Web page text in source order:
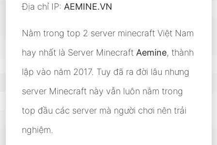
Địa chỉ IP: AEMINE.VN
Nằm trong top 2 server minecraft Việt Nam
hay nhất là Server Minecraft Aemine, thành
lập vào năm 2017. Tuy đã ra đời lâu nhưng
server Minecraft này vẫn luôn nằm trong
top đầu các server mà người chơi nên trải
nghiệm.